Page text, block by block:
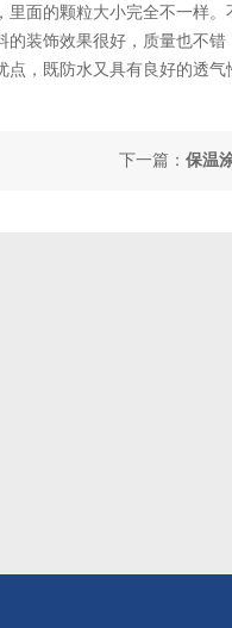
面的颗粒大小完全不一样。
饰效果很好，质量也不错
，既防水又具有良好的透
下一篇： 保温